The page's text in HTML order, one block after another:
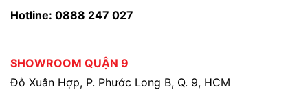
Hotline: 0888 247 027
SHOWROOM QUẬN 9
Đỗ Xuân Hợp, P. Phước Long B, Q. 9, HCM